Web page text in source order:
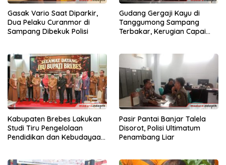
Gasak Vario Saat Diparkir,
Dua Pelaku Curanmor di
Sampang Dibekuk Polisi
Gudang Gergaji Kayu di
Tanggumong Sampang
Terbakar, Kerugian Capai
Kabupaten Brebes Lakukan
Studi Tiru Pengelolaan
Pendidikan dan Kebudayaan
Pasir Pantai Banjar Talela
Disorot, Polisi Ultimatum
Penambang Liar